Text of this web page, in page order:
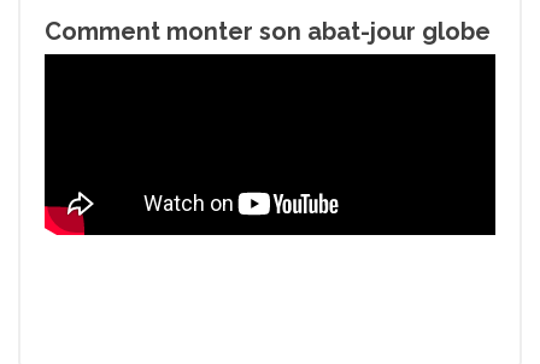
Comment monter son abat-jour globe